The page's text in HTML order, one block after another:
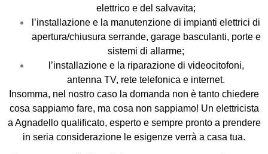
elettrico e del salvavita;
l’installazione e la manutenzione di impianti elettrici di
apertura/chiusura serrande, garage basculanti, porte e
sistemi di allarme;
l’installazione e la riparazione di videocitofoni,
antenna TV, rete telefonica e internet.
Insomma, nel nostro caso la domanda non è tanto chiedere
cosa sappiamo fare, ma cosa non sappiamo! Un elettricista
a Agnadello qualificato, esperto e sempre pronto a prendere
in seria considerazione le esigenze verrà a casa tua.